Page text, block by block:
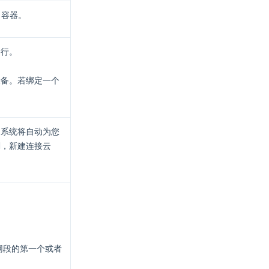
器。
。
。若绑定一个
统将自动为您
，新建连接云
段的第一个或者